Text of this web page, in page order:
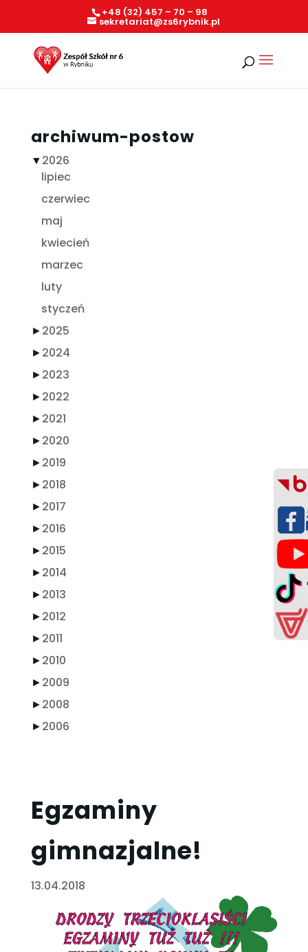
+48 (32) 457 – 70 – 98
sekretariat@zs6rybnik.pl
archiwum-postow
▼2026
lipiec
czerwiec
maj
kwiecień
marzec
luty
styczeń
►2025
►2024
►2023
►2022
►2021
►2020
►2019
►2018
►2017
►2016
►2015
►2014
►2013
►2012
►2011
►2010
►2009
►2008
►2006
Egzaminy
gimnazjalne!
13.04.2018